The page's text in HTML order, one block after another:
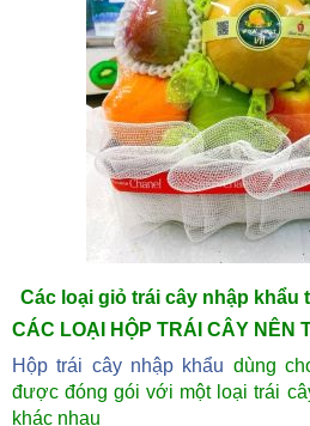
Các loại giỏ trái cây nhập
CÁC LOẠI HỘP TRÁI CÂY NÊN
Hộp trái cây nhập khẩu dùng
được đóng gói với một loại trái
khác nhau